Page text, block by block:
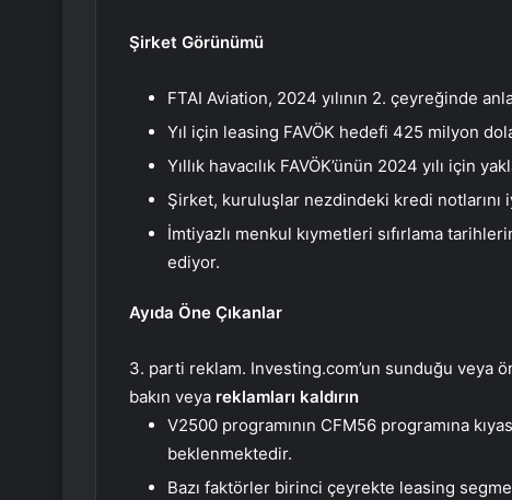
Şirket Görünümü
FTAI Aviation, 2024 yılının 2. çeyreğinde
Yıl için leasing FAVÖK hedefi 425 milyon
Yıllık havacılık FAVÖK’ünün 2024 yılı için
Şirket, kuruluşlar nezdindeki kredi notlarını
İmtiyazlı menkul kıymetleri sıfırlama
ediyor.
Ayıda Öne Çıkanlar
3. parti reklam. Investing.com’un sunduğu veya
bakın veya reklamları kaldırın
V2500 programının CFM56 programına
beklenmektedir.
Bazı faktörler birinci çeyrekte leasing